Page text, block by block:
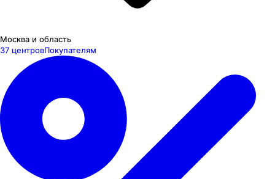
Москва и область
37 центровПокупателям